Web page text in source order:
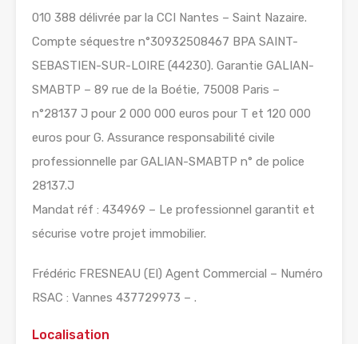
010 388 délivrée par la CCI Nantes – Saint Nazaire.
Compte séquestre n°30932508467 BPA SAINT-
SEBASTIEN-SUR-LOIRE (44230). Garantie GALIAN-
SMABTP – 89 rue de la Boétie, 75008 Paris –
n°28137 J pour 2 000 000 euros pour T et 120 000
euros pour G. Assurance responsabilité civile
professionnelle par GALIAN-SMABTP n° de police
28137.J
Mandat réf : 434969 – Le professionnel garantit et
sécurise votre projet immobilier.
Frédéric FRESNEAU (EI) Agent Commercial – Numéro
RSAC : Vannes 437729973 – .
Localisation